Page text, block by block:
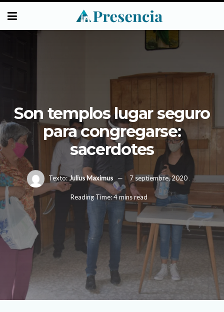
Son templos lugar seguro
para congregarse:
sacerdotes
Texto:Julius Maximus 7 septiembre, 2020
Reading Time: 4 mins read